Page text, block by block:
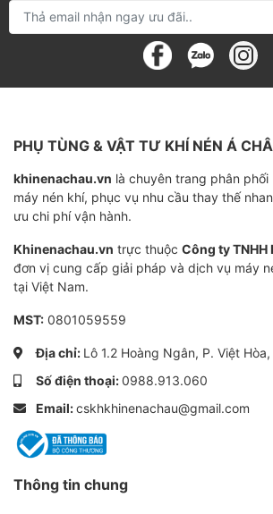
Xuất xứ
PHỤ TÙNG & VẬT TƯ KHÍ NÉN Á
khinenachau.vn là chuyên trang phân
máy nén khí, phục vụ nhu cầu thay thế
ưu chi phí vận hành.
Khinenachau.vn trực thuộc Công ty TNHH
đơn vị cung cấp giải pháp và dịch vụ máy
tại Việt Nam.
MST: 0801059559
Địa chỉ: Lô 1.2 Hoàng Ngân, P. Việt
Số điện thoại:0988.913.060
Email:cskhkhinenachau@gmail.com
Thông tin chung